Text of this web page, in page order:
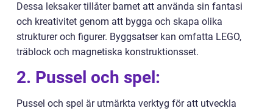
Dessa leksaker tillåter barnet att använda sin fantasi
och kreativitet genom att bygga och skapa olika
strukturer och figurer. Byggsatser kan omfatta LEGO,
träblock och magnetiska konstruktionsset.
2. Pussel och spel:
Pussel och spel är utmärkta verktyg för att utveckla